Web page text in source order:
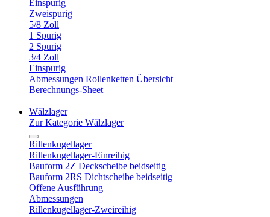
Einspurig
Zweispurig
5/8 Zoll
1 Spurig
2 Spurig
3/4 Zoll
Einspurig
Abmessungen Rollenketten Übersicht
Berechnungs-Sheet
Wälzlager
Zur Kategorie Wälzlager
Rillenkugellager
Rillenkugellager-Einreihig
Bauform 2Z Deckscheibe beidseitig
Bauform 2RS Dichtscheibe beidseitig
Offene Ausführung
Abmessungen
Rillenkugellager-Zweireihig